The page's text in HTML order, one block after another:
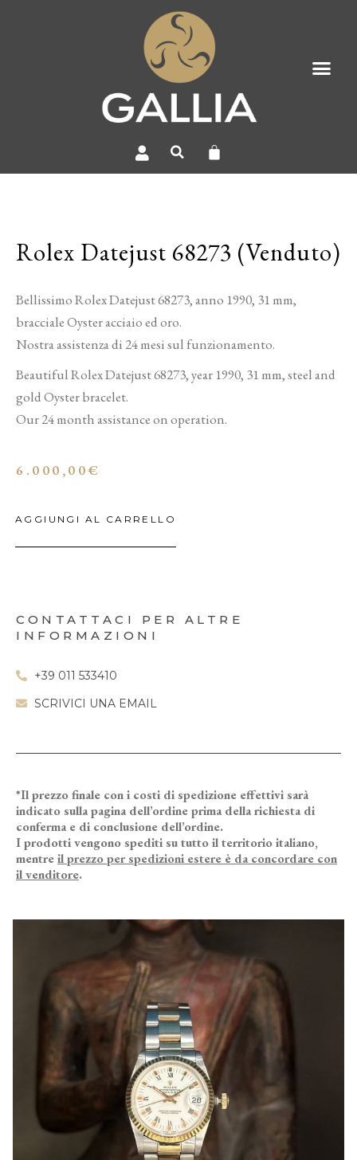
Rolex Datejust 68273 (Venduto)
Bellissimo Rolex Datejust 68273, anno 1990, 31 mm,
bracciale Oyster acciaio ed oro.
Nostra assistenza di 24 mesi sul funzionamento.
Beautiful Rolex Datejust 68273, year 1990, 31 mm, steel and
gold Oyster bracelet.
Our 24 month assistance on operation.
6.000,00€
AGGIUNGI AL CARRELLO
CONTATTACI PER ALTRE
INFORMAZIONI
+39 011 533410
SCRIVICI UNA EMAIL
*Il prezzo finale con i costi di spedizione effettivi sarà
indicato sulla pagina dell’ordine prima della richiesta di
conferma e di conclusione dell’ordine.
I prodotti vengono spediti su tutto il territorio italiano,
mentre il prezzo per spedizioni estere è da concordare con
il venditore.